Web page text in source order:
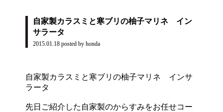
自家製カラスミと寒ブリの柚子マリネ イン
サラータ
2015.01.18 posted by honda
自家製カラスミと寒ブリの柚子マリネ インサ
ラータ
先日ご紹介した自家製のからすみをお任せコー